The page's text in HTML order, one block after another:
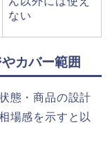
ない
カバー範囲
態・商品の設計
場感を示すと以